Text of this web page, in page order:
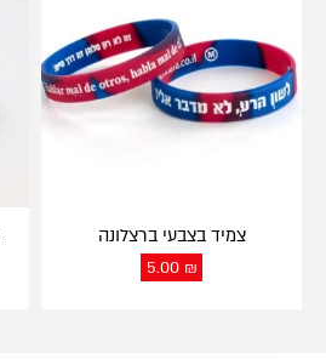
צמיד בצבעי ברצלונה
5.00 ₪